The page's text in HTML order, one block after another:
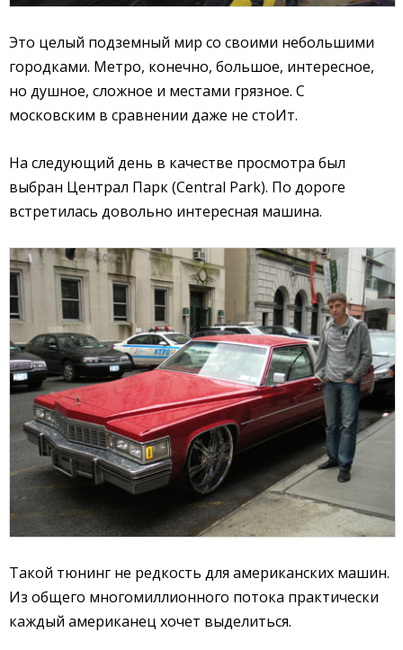
Это целый подземный мир со своими небольшими
городками. Метро, конечно, большое, интересное,
но душное, сложное и местами грязное. С
московским в сравнении даже не стоИт.
На следующий день в качестве просмотра был
выбран Централ Парк (Central Park). По дороге
встретилась довольно интересная машина.
Такой тюнинг не редкость для американских машин.
Из общего многомиллионного потока практически
каждый американец хочет выделиться.